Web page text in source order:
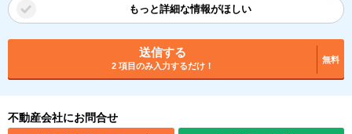
もっと詳細な情報がほしい
送信する
2 項目のみ入力するだけ！
無料
不動産会社にお問合せ